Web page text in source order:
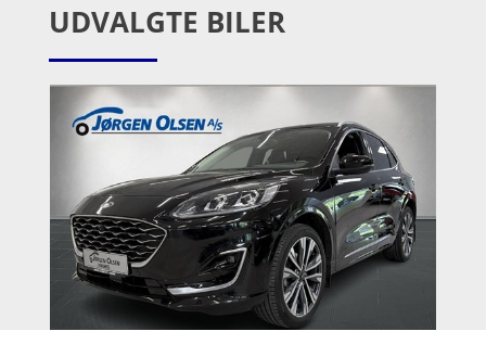
UDVALGTE BILER